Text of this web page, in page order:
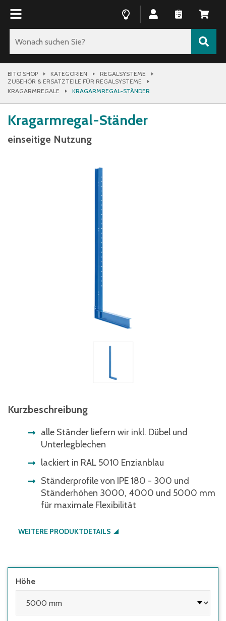
BITO SHOP KATEGORIEN
REGALSYSTEME
ZUBEHÖR & ERSATZTEILE FÜR REGALSYSTEME
KRAGARMREGALE
KRAGARMREGAL-STÄNDER
Kragarmregal-Ständer
einseitige Nutzung
Kurzbeschreibung
alle Ständer liefern wir inkl. Dübel und
Unterlegblechen
lackiert in RAL 5010 Enzianblau
Ständerprofile von IPE 180 - 300 und
Ständerhöhen 3000, 4000 und 5000 mm
für maximale Flexibilität
WEITERE PRODUKTDETAILS
Höhe